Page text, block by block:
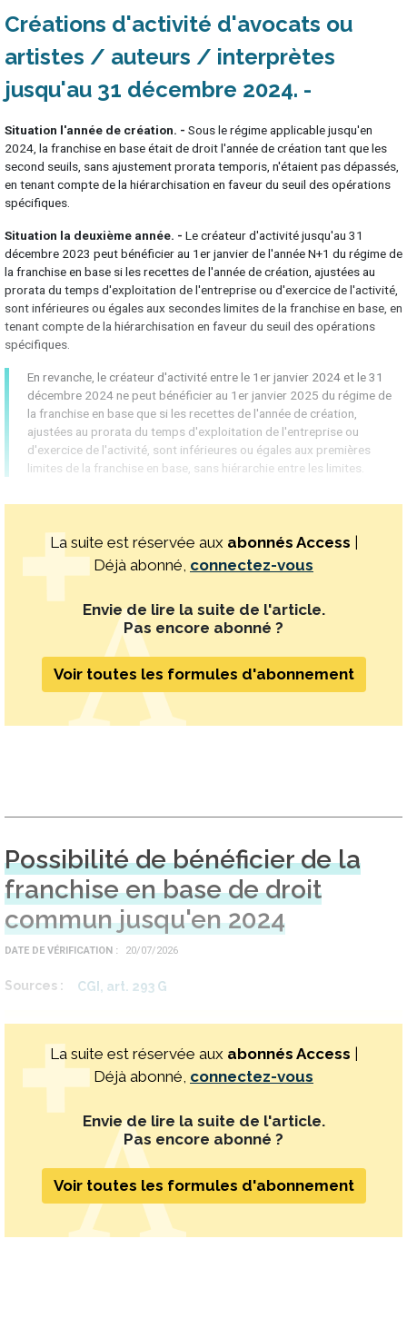
Créations d'activité d'avocats ou
artistes / auteurs / interprètes
jusqu'au 31 décembre 2024
Situation l'année de création. - Sous le régime applicable jusqu'en
2024, la franchise en base était de droit l'année de création tant que les
second seuils, sans ajustement prorata temporis, n'étaient pas dépassés,
en tenant compte de la hiérarchisation en faveur du seuil des opérations
spécifiques.
Situation la deuxième année. - Le créateur d'activité jusqu'au 31
décembre 2023 peut bénéficier au 1er janvier de l'année N+1 du régime de
la franchise en base si les recettes de l'année de création, ajustées au
prorata du temps d'exploitation de l'entreprise ou d'exercice de l'activité,
sont inférieures ou égales aux secondes limites de la franchise en base, en
tenant compte de la hiérarchisation en faveur du seuil des opérations
spécifiques.
En revanche, le créateur d'activité entre le 1er janvier 2024 et le 31
décembre 2024 ne peut bénéficier au 1er janvier 2025 du régime de
la franchise en base que si les recettes de l'année de création,
ajustées au prorata du temps d'exploitation de l'entreprise ou
d'exercice de l'activité, sont inférieures ou égales aux premières
limites de la franchise en base, sans hiérarchie entre les limites.
La suite est réservée aux abonnés Access
Déjà abonné, connectez-vous
Envie de lire la suite de l'article.
Pas encore abonné ?
Voir toutes les formules d'abonnement
Possibilité de bénéficier de la
franchise en base de droit
commun jusqu'en 2024
DATE DE VÉRIFICATION 20/07/2026
Sources CGI, art. 293 G
La suite est réservée aux abonnés Access
Déjà abonné, connectez-vous
Envie de lire la suite de l'article.
Pas encore abonné ?
Voir toutes les formules d'abonnement